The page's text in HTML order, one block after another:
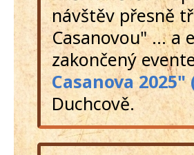
návštěv přesně
Casanovou" ... a
zakončený
Casanova 2025"
Duchcově.